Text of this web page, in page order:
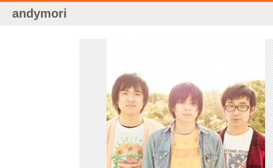
andymori